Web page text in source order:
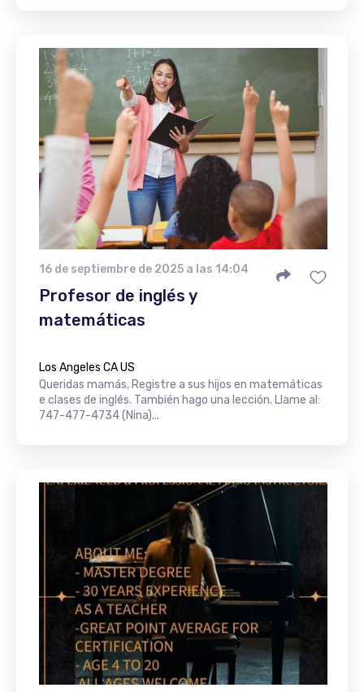
16 de septiembre de 2025 a las 14:04
Profesor de inglés y
matemáticas
Los Angeles CA US
Queridas mamás, Registre a sus hijos en matemáticas
e clases de inglés. También hago una lección. Llame al:
747-477-4734 (Nina)...